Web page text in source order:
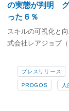
の実態が判明 グ
った６％
スキルの可視化と
式会社レアジョブ
プレスリリース
PROGOS